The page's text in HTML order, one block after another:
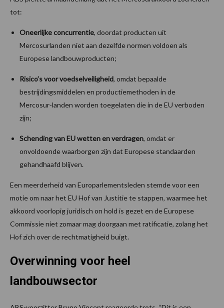
tot:
Oneerlijke concurrentie, doordat producten uit
Mercosurlanden niet aan dezelfde normen voldoen als
Europese landbouwproducten;
Risico’s voor voedselveiligheid, omdat bepaalde
bestrijdingsmiddelen en productiemethoden in de
Mercosur‑landen worden toegelaten die in de EU verboden
zijn;
Schending van EU wetten en verdragen, omdat er
onvoldoende waarborgen zijn dat Europese standaarden
gehandhaafd blijven.
Een meerderheid van Europarlementsleden stemde voor een
motie om naar het EU Hof van Justitie te stappen, waarmee het
akkoord voorlopig juridisch on hold is gezet en de Europese
Commissie niet zomaar mag doorgaan met ratificatie, zolang het
Hof zich over de rechtmatigheid buigt.
Overwinning voor heel
landbouwsector